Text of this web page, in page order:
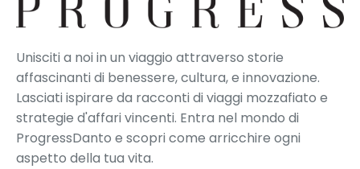
Unisciti a noi in un viaggio attraverso storie
affascinanti di benessere, cultura, e innovazione.
Lasciati ispirare da racconti di viaggi mozzafiato e
strategie d'affari vincenti. Entra nel mondo di
ProgressDanto e scopri come arricchire ogni
aspetto della tua vita.